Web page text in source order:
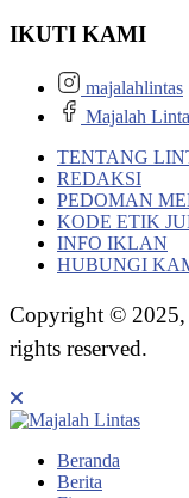
IKUTI KAMI
majalahlintas
Majalah
TENTANG
REDAKSI
PEDOMAN
KODE ETIK
INFO IKLAN
HUBUNGI
Copyright © 2025,
rights reserved.
Beranda
Berita